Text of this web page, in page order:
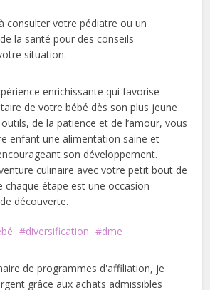
consulter votre pédiatre ou un
la santé pour des conseils
situation.
enrichissante qui favorise
de votre bébé dès son plus jeune
de la patience et de l’amour, vous
enfant une alimentation saine et
son développement.
culinaire avec votre petit bout de
chaque étape est une occasion
découverte.
diversification dme
de programmes d'affiliation, je
grâce aux achats admissibles